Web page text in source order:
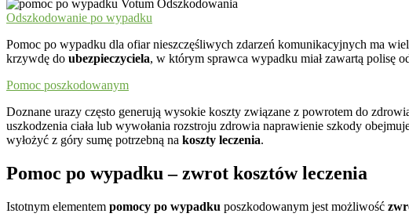
Odszkodowanie po wypadku
Pomoc po wypadku dla ofiar nieszczęśliwych zdarzeń komunikacyjnych ma
krzywdę do ubezpieczyciela, w którym sprawca wypadku miał zawartą polisę
Pomoc poszkodowanym
Doznane urazy często generują wysokie koszty związane z powrotem do
uszkodzenia ciała lub wywołania rozstroju zdrowia naprawienie szkody
wyłożyć z góry sumę potrzebną na koszty leczenia.
Pomoc po wypadku – zwrot kosztów leczenia
Istotnym elementem pomocy po wypadku poszkodowanym jest możliwość